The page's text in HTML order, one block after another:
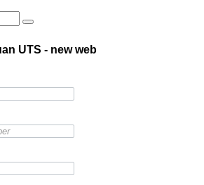
UTS - new web